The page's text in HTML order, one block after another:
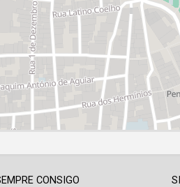
CONSIGO